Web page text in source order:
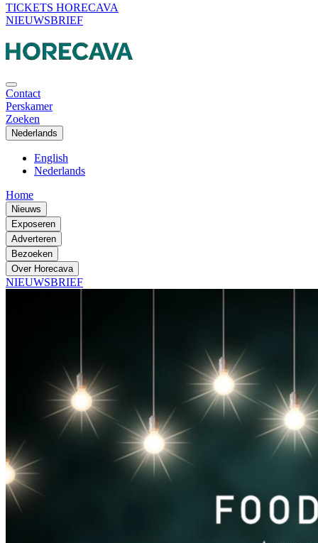
TICKETS HORECAVA
NIEUWSBRIEF
Contact
Perskamer
Zoeken
Nederlands
English
Nederlands
Home
Nieuws
Exposeren
Adverteren
Bezoeken
Over Horecava
NIEUWSBRIEF